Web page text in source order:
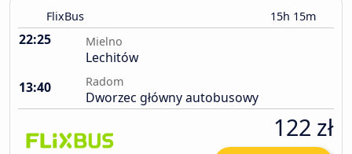
FlixBus 15h 15m
22:25 Mielno
Lechitów
13:40
Radom
Dworzec główny autobusowy
122 zł